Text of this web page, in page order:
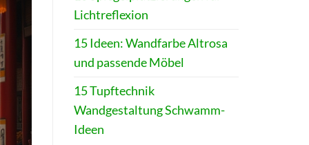
Lichtreflexion
15 Ideen: Wandfarbe Altrosa
und passende Möbel
15 Tupftechnik
Wandgestaltung Schwamm-
Ideen